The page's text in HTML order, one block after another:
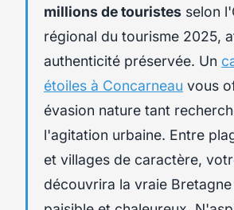
millions de touristes selon
régional du tourisme 2025,
authenticité préservée. Un
étoiles à Concarneau vous
évasion nature tant
l'agitation urbaine. Entre
et villages de caractère,
découvrira la vraie